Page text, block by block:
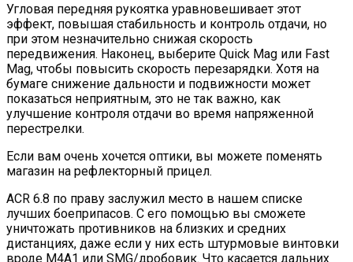
Угловая передняя рукоятка уравновешивает этот
эффект, повышая стабильность и контроль отдачи, но
при этом незначительно снижая скорость
передвижения. Наконец, выберите Quick Mag или Fast
Mag, чтобы повысить скорость перезарядки. Хотя на
бумаге снижение дальности и подвижности может
показаться неприятным, это не так важно, как
улучшение контроля отдачи во время напряженной
перестрелки.
Если вам очень хочется оптики, вы можете поменять
магазин на рефлекторный прицел.
ACR 6.8 по праву заслужил место в нашем списке
лучших боеприпасов. С его помощью вы сможете
уничтожать противников на близких и средних
дистанциях, даже если у них есть штурмовые винтовки
вроде M4A1 или SMG/дробовик. Что касается дальних